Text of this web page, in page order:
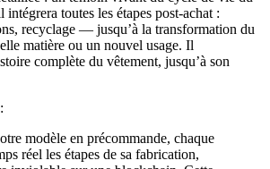
toutes les étapes post-achat :
recyclage — jusqu’à la transformation du
matière ou un nouvel usage. Il
complète du vêtement, jusqu’à son
modèle en précommande, chaque
réel les étapes de sa fabrication,